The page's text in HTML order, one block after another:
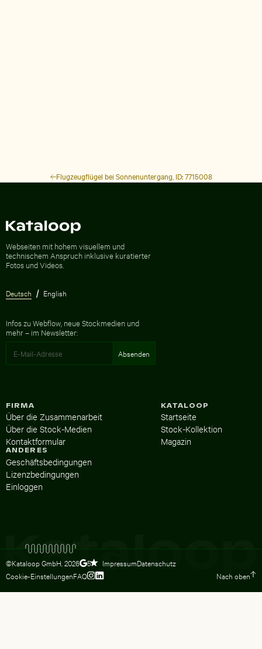
Flugzeugflügel bei Sonnenuntergang, ID: 7715008
Webseiten mit hohem visuellem und
technischem Anspruch inklusive kuratierter
Fotos und Videos.
Deutsch English
Infos zu Webflow, neue Stockmedien und
mehr – im Newsletter:
KATALOOP
Startseite
Stock-Kollektion
Magazin
FIRMA
Über die Zusammenarbeit
Über die Stock-Medien
Kontaktformular
ANDERES
Geschäftsbedingungen
Lizenzbedingungen
Einloggen
©Kataloop GmbH, 2026 5 ImpressumDatenschutz
Cookie-EinstellungenFAQ Nach oben